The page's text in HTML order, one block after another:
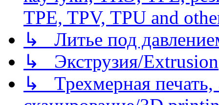
TPE, TPV, TPU and
↳ Литье под
↳ Экструзия/Extrusion
↳ Трехмерная